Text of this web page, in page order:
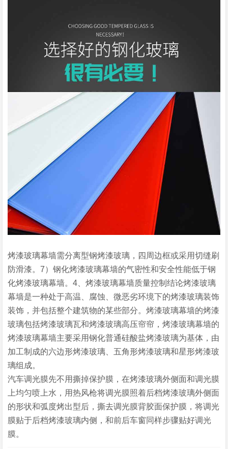
烤漆玻璃幕墙需分离型钢烤漆玻璃，四周边框或采用切缝刷
防滑漆。7）钢化烤漆玻璃幕墙的气密性和安全性能低于钢
化烤漆玻璃幕墙。4、烤漆玻璃幕墙质量控制结论烤漆玻璃
幕墙是一种处于高温、腐蚀、微恶劣环境下的烤漆玻璃装饰
装饰，并包括整个建筑物的某些部分。烤漆玻璃幕墙的烤漆
玻璃包括烤漆玻璃瓦和烤漆玻璃高压帘帘，烤漆玻璃幕墙的
烤漆玻璃幕墙主要采用钢化普通硅酸盐烤漆玻璃为基体，由
加工制成的六边形烤漆玻璃、五角形烤漆玻璃和星形烤漆玻
璃组成。
汽车调光膜先不用撕掉保护膜，在烤漆玻璃外侧面和调光膜
上均匀喷上水，用热风枪将调光膜照着后档烤漆玻璃外侧面
的形状和弧度烤出型后，撕去调光膜背胶面保护膜，将调光
膜贴于后档烤漆玻璃内侧，和前后车窗同样步骤贴好调光
膜。